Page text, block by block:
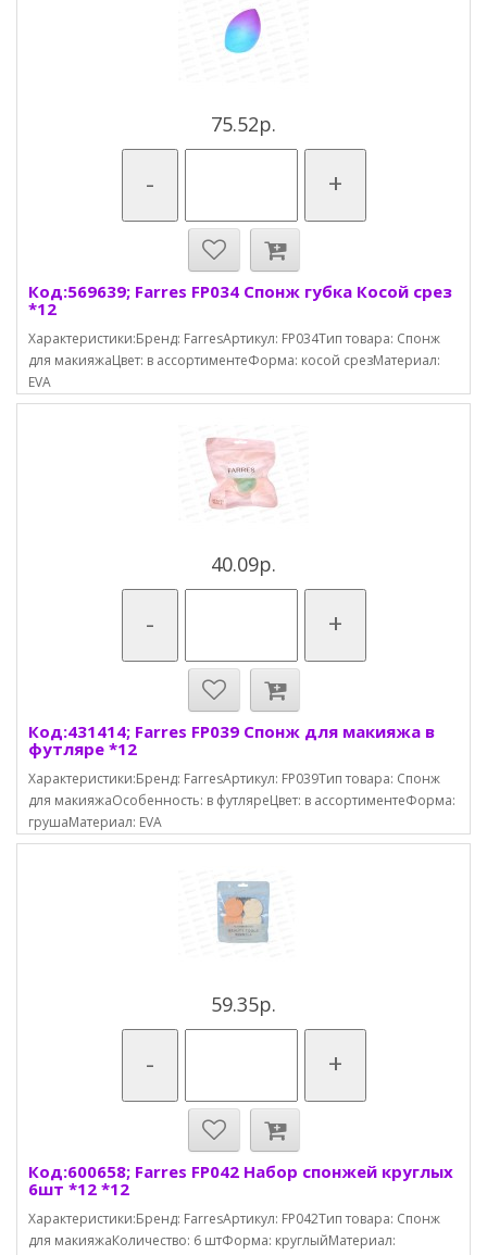
75.52р.
- +
Код:569639; Farres FP034 Спонж губка Косой срез
*12
Характеристики:Бренд: FarresАртикул: FP034Тип товара: Спонж
для макияжаЦвет: в ассортиментеФорма: косой срезМатериал:
EVA
40.09р.
- +
Код:431414; Farres FP039 Спонж для макияжа в
футляре *12
Характеристики:Бренд: FarresАртикул: FP039Тип товара: Спонж
для макияжаОсобенность: в футляреЦвет: в ассортиментеФорма:
грушаМатериал: EVA
59.35р.
- +
Код:600658; Farres FP042 Набор спонжей круглых
6шт *12 *12
Характеристики:Бренд: FarresАртикул: FP042Тип товара: Спонж
для макияжаКоличество: 6 штФорма: круглыйМатериал: